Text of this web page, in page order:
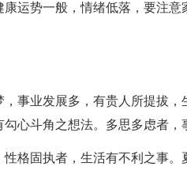
运势一般，情绪低落，要注意
事业发展多，有贵人所提拔
心斗角之想法。多思多虑者，
格固执者，生活有不利之事。